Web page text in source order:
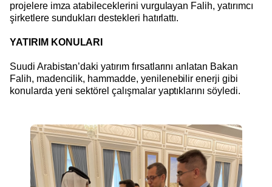
projelere imza atabileceklerini vurgulayan Falih, yatırımcı
şirketlere sundukları destekleri hatırlattı.
YATIRIM KONULARI
Suudi Arabistan’daki yatırım fırsatlarını anlatan Bakan
Falih, madencilik, hammadde, yenilenebilir enerji gibi
konularda yeni sektörel çalışmalar yaptıklarını söyledi.